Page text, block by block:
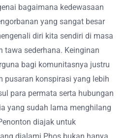
bagaimana kedewasaan
yang sangat besar
diri kita sendiri di masa
tawa sederhana. Keinginan
bagi komunitasnya justru
pusaran konspirasi yang lebih
para permata serta hubungan
yang sudah lama menghilang
diajak untuk